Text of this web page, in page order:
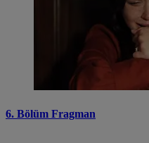
6. Bölüm Fragman